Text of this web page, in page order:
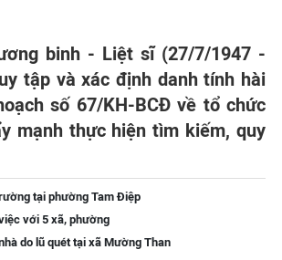
binh - Liệt sĩ (27/7/1947 -
tập và xác định danh tính hài
số 67/KH-BCĐ về tổ chức
mạnh thực hiện tìm kiếm, quy
tại phường Tam Điệp
với 5 xã, phường
do lũ quét tại xã Mường Than